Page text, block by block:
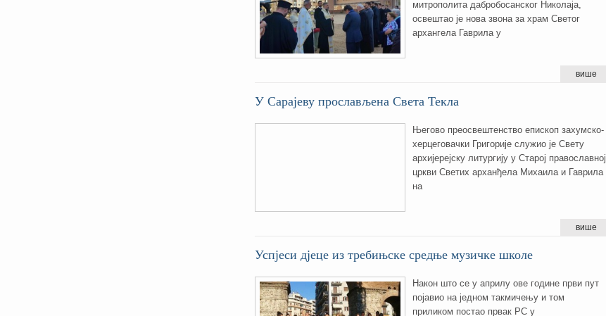
митрополита дабробосанског Николаја,
освештао је нова звона за храм Светог
архангела Гаврила у
више
У Сарајеву прослављена Света Текла
Његово преосвештенство епископ захумско-
херцеговачки Григорије служио је Свету
архијерејску литургију у Старој православној
цркви Светих арханђела Михаила и Гаврила
на
више
Успјеси дјеце из требињске средње музичке школе
Након што се у априлу ове године први пут
појавио на једном такмичењу и том
приликом постао првак РС у